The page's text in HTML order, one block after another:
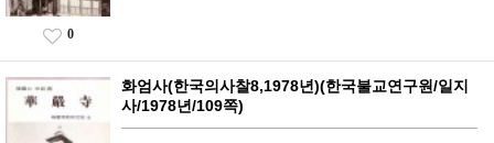
0
화엄사(한국의사찰8,1978년)(한국불교연구원/일지
사/1978년/109쪽)